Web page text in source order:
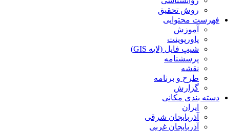
روش تحقیق
فهرست محتوایی
آموزش
پاورپوینت
شیپ فایل (لایه GIS)
پرسشنامه
نقشه
طرح و برنامه
گزارش
دسته بندی مکانی
ایران
آذربایجان شرقی
آذربایجان غربی